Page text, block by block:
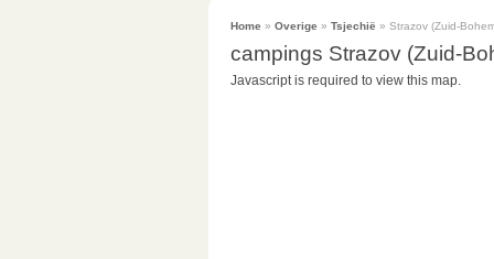
Home » Overige » Tsjechië » Strazov (Zuid-
campings Strazov (Zuid-
Javascript is required to view this map.